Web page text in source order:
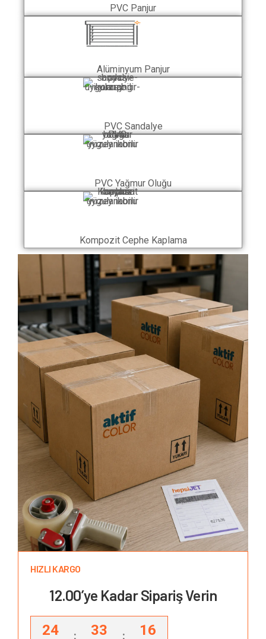
PVC Panjur
Alüminyum Panjur
PVC Sandalye
PVC Yağmur Oluğu
Kompozit Cephe Kaplama
HIZLI KARGO
12.00’ye Kadar Sipariş Verin
24 : 33 : 15